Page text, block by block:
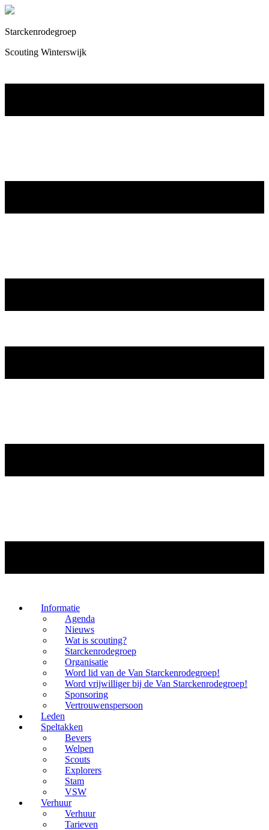
Starckenrodegroep
Scouting Winterswijk
Informatie
Agenda
Nieuws
Wat is scouting?
Starckenrodegroep
Organisatie
Word lid van de Van Starckenrodegroep!
Word vrijwilliger bij de Van Starckenrodegroep!
Sponsoring
Vertrouwenspersoon
Leden
Speltakken
Bevers
Welpen
Scouts
Explorers
Stam
VSW
Verhuur
Verhuur
Tarieven